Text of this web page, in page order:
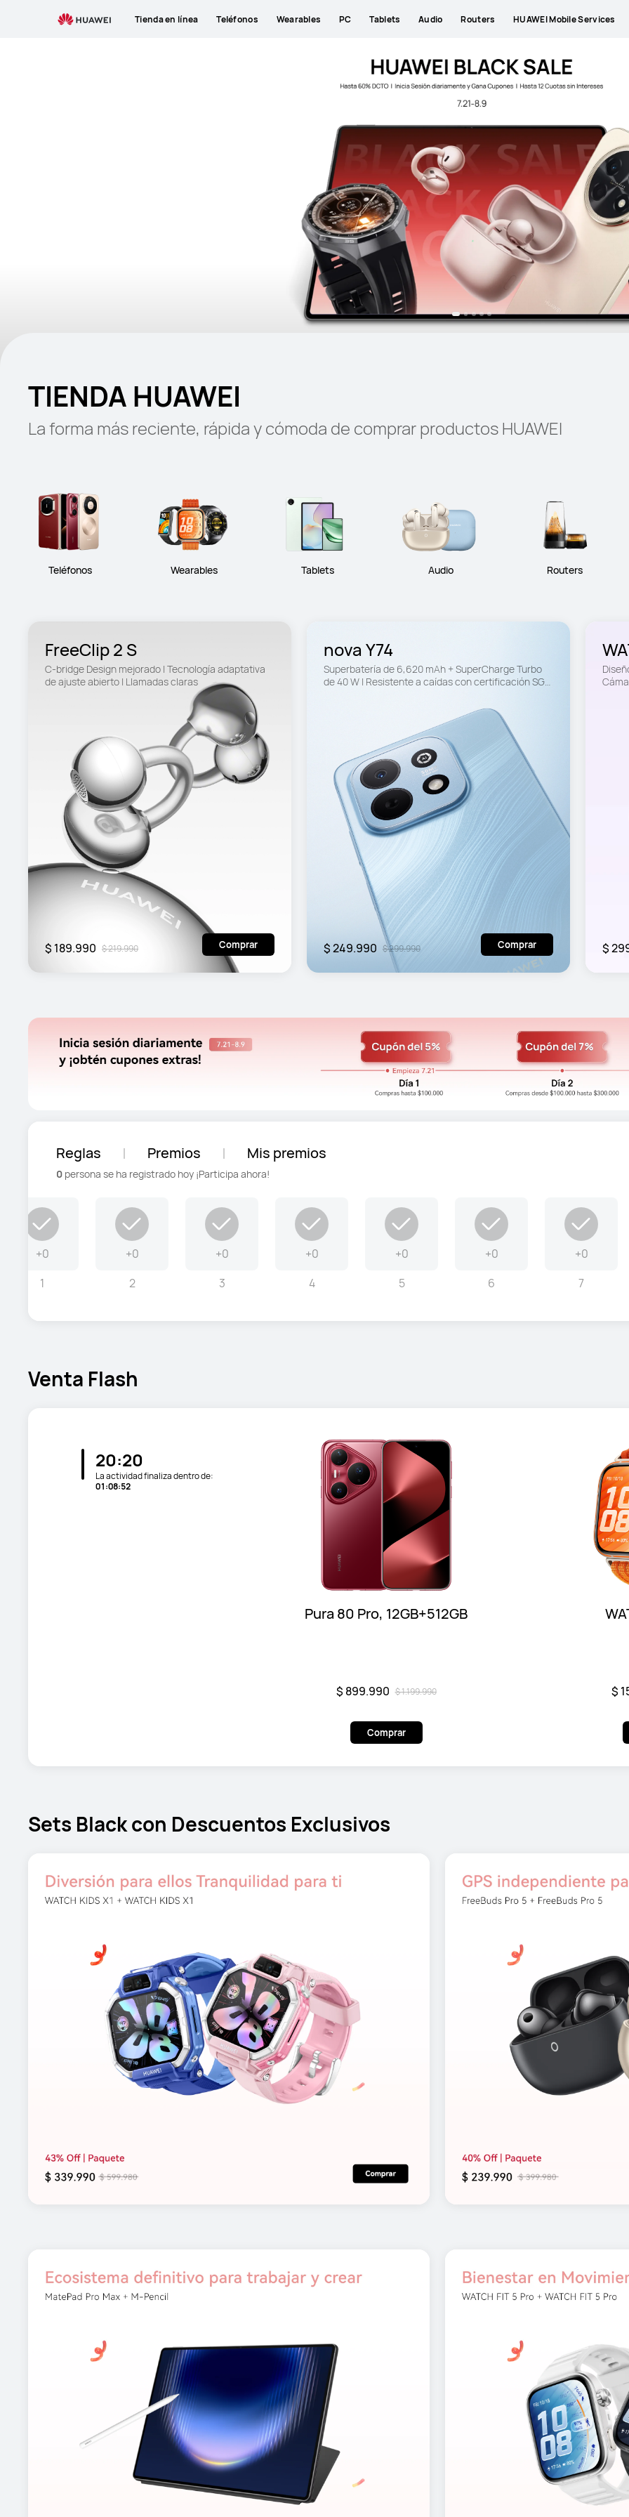
Tienda en línea Teléfonos Wearables PC Tablets Audio Routers HUAWEI Mobile Services
TIENDA HUAWEI
La forma más reciente, rápida y cómoda de comprar productos HUAWEI
Teléfonos Wearables Tablets Audio Routers
FreeClip 2 S
C-bridge Design mejorado | Tecnología adaptativa
de ajuste abierto | Llamadas claras
$ 189.990 $ 219.990 Comprar
nova Y74
Superbatería de 6,620 mAh + SuperCharge Turbo
de 40 W | Resistente a caídas con certificación SGS
$ 249.990 $ 299.990 Comprar $
Reglas Premios Mis premios
0 persona se ha registrado hoy ¡Participa ahora!
+0
1
+0
2
+0
3
+0
4
+0
5
+0
6
+0
7
Venta Flash
20:20
La actividad finaliza dentro de:
01:08:50
Pura 80 Pro, 12GB+512GB
$ 899.990 $ 1.199.990
Comprar
$
Sets Black con Descuentos Exclusivos